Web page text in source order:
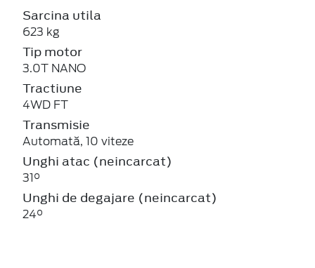
Sarcina utila
623 kg
Tip motor
3.0T NANO
Tractiune
4WD FT
Transmisie
Automată, 10 viteze
Unghi atac (neincarcat)
31°
Unghi de degajare (neincarcat)
24°